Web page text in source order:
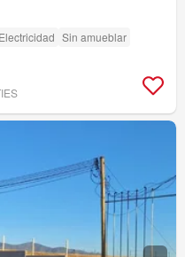
Electricidad Sin amueblar